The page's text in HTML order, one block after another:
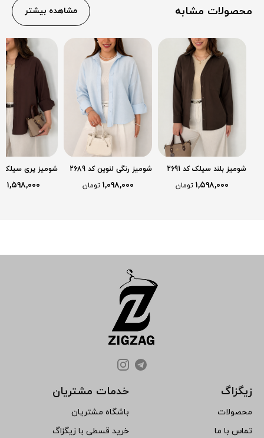
محصولات مشابه مشاهده بیشتر
شومیز بلند سیلک کد 2691
۱,۵۹۸,۰۰۰ تومان
شومیز رنگی لنوین کد 2689
۱,۰۹۸,۰۰۰ تومان
شومیز پری سیلک کد
۱,۵۹۸,۰۰۰
زیگزاگ
محصولات
تماس با ما
خدمات مشتریان
باشگاه مشتریان
خرید قسطی با زیگزاگ